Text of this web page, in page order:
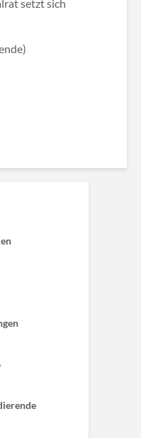
setzt sich